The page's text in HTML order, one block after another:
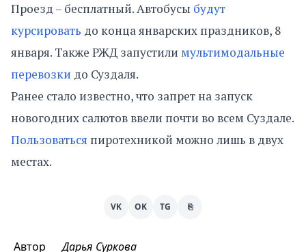
Проезд – бесплатный. Автобусы будут
курсировать до конца январских праздников, 8
января. Также РЖД запустили мультимодальные
перевозки до Суздаля.
Ранее стало известно, что запрет на запуск
новогодних салютов ввели почти во всем Суздале.
Пользоваться пиротехникой можно лишь в двух
местах.
VK OK TG ⎘
Автор Дарья Суркова